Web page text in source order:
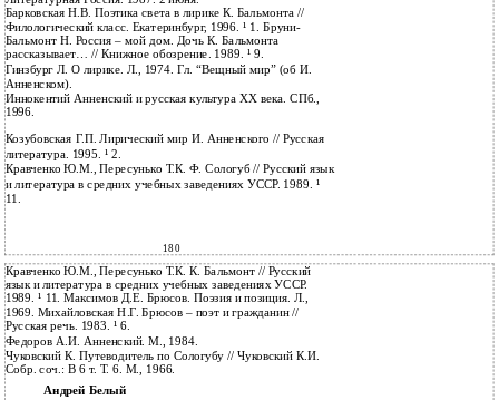
Барковская Н.В. Поэтика света в лирике К. Бальмонта //
Филологический класс. Екатеринбург, 1996. ¹ 1. Бруни-
Бальмонт Н. Россия – мой дом. Дочь К. Бальмонта
рассказывает… // Книжное обозрение. 1989. ¹ 9.
Гинзбург Л. О лирике. Л., 1974. Гл. “Вещный мир” (об И.
Анненском).
Иннокентий Анненский и русская культура XX века. СПб.,
1996.
Козубовская Г.П. Лирический мир И. Анненского // Русская
литература. 1995. ¹ 2.
Кравченко Ю.М., Пересунько Т.К. Ф. Сологуб // Русский язык
и литература в средних учебных заведениях УССР. 1989. ¹
11.
180
Кравченко Ю.М., Пересунько Т.К. К. Бальмонт // Русский
язык и литература в средних учебных заведениях УССР.
1989. ¹ 11. Максимов Д.Е. Брюсов. Поэзия и позиция. Л.,
1969. Михайловская Н.Г. Брюсов – поэт и гражданин //
Русская речь. 1983. ¹ 6.
Федоров А.И. Анненский. М., 1984.
Чуковский К. Путеводитель по Сологубу // Чуковский К.И.
Собр. соч.: В 6 т. Т. 6. М., 1966.
Андрей Белый